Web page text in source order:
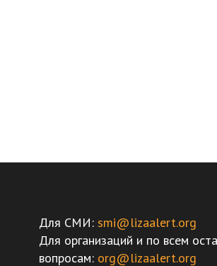
Для СМИ: smi@lizaalert.org
Для организаций и по всем
вопросам: org@lizaalert.org